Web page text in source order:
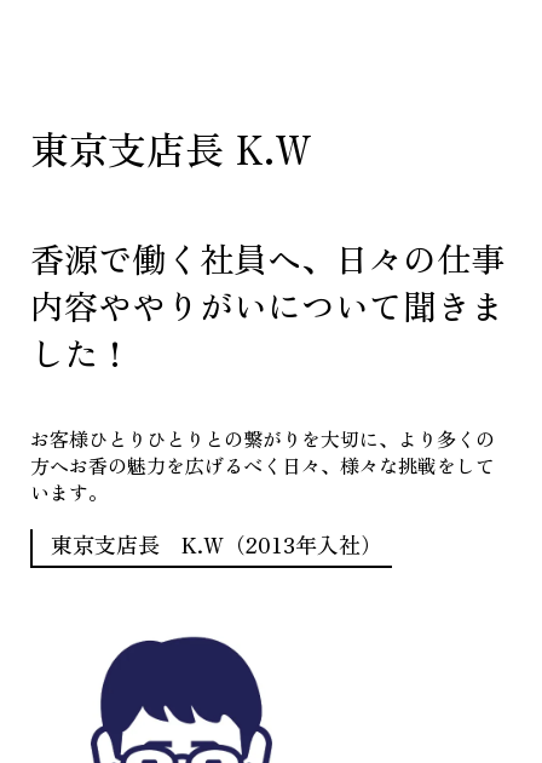
東京支店長 K.W
香源で働く社員へ、日々の仕事
内容ややりがいについて聞きま
した！
お客様ひとりひとりとの繋がりを大切に、より多くの
方へお香の魅力を広げるべく日々、様々な挑戦をして
います。
東京支店長 K.W（2013年入社）